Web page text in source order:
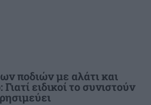
στεγαστικό επίδομα σε
ποδιών με αλάτι και
ειδικοί το συνιστούν